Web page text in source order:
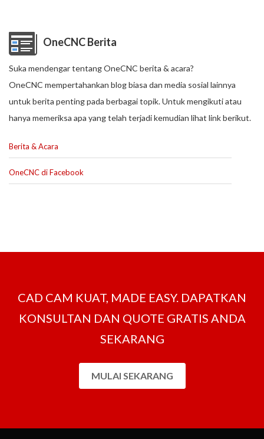
OneCNC Berita
Suka mendengar tentang OneCNC berita & acara?
OneCNC mempertahankan blog biasa dan media sosial lainnya
untuk berita penting pada berbagai topik. Untuk mengikuti atau
hanya memeriksa apa yang telah terjadi kemudian lihat link berikut.
Berita & Acara
OneCNC di Facebook
CAD CAM KUAT, MADE EASY. DAPATKAN
KONSULTAN DAN QUOTE GRATIS ANDA
SEKARANG
MULAI SEKARANG